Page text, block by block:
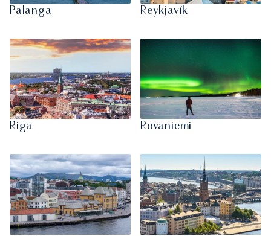
Palanga Reykjavík
Riga Rovaniemi